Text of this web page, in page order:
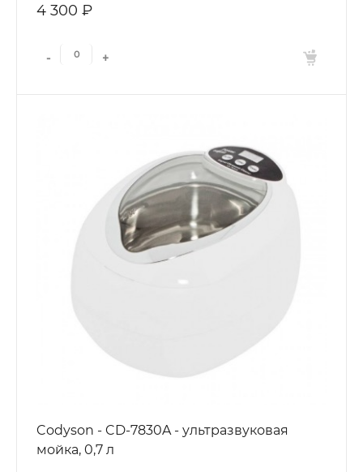
4 300 ₽
- +
Codyson - CD-7830A - ультразвуковая
мойка, 0,7 л